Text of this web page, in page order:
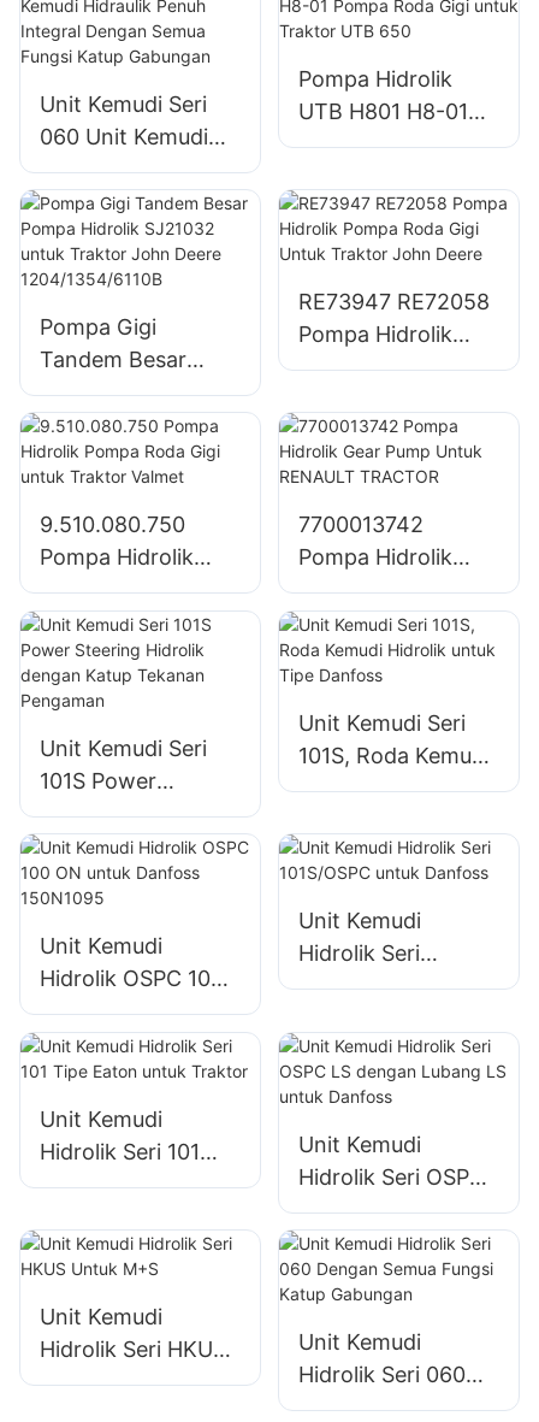
Unit Kemudi Seri
060 Unit Kemudi
Hidraulik Penuh
Integral Dengan
Semua Fungsi
Katup Gabungan
Pompa Hidrolik
UTB H801 H8-01
Pompa Roda Gigi
650
Pompa Gigi
Tandem Besar
Pompa Hidrolik
SJ21032 untuk
Traktor John Deere
1204/1354/6110B
RE73947 RE72058
Pompa Hidrolik
Pompa Roda Gigi
Deere
9.510.080.750
Pompa Hidrolik
Pompa Roda Gigi
untuk Traktor
Valmet
7700013742
Pompa Hidrolik
Gear Pump Untuk
RENAULT
TRACTOR
Unit Kemudi Seri
101S Power
Steering Hidrolik
dengan Katup
Tekanan
Pengaman
Unit Kemudi Seri
101S, Roda Kemudi
Hidrolik untuk Tipe
Unit Kemudi
Hidrolik OSPC 100
ON untuk Danfoss
150N1095
Unit Kemudi
Hidrolik Seri
101S/OSPC untuk
Unit Kemudi
Hidrolik Seri 101
Tipe Eaton untuk
Unit Kemudi
Hidrolik Seri OSPC
LS dengan Lubang
LS untuk Danfoss
Unit Kemudi
Hidrolik Seri HKUS
Untuk M+S
Unit Kemudi
Hidrolik Seri 060
Dengan Semua